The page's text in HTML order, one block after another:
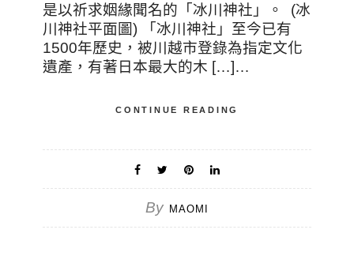
是以祈求姻緣聞名的「冰川神社」。 (冰
川神社平面圖) 「冰川神社」至今已有
1500年歷史，被川越市登錄為指定文化
遺產，有著日本最大的木 […]…
CONTINUE READING
By MAOMI